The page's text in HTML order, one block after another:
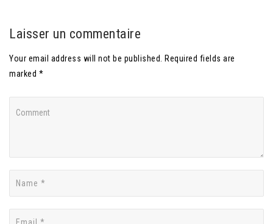
Laisser un commentaire
Your email address will not be published. Required fields are
marked *